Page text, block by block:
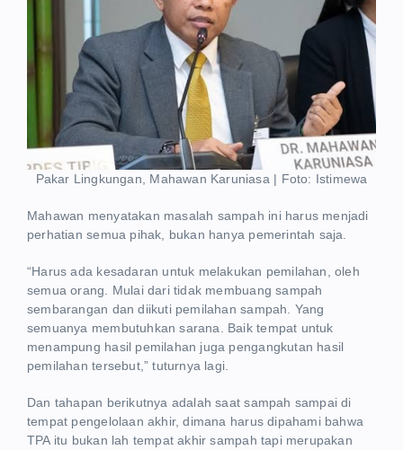
Pakar Lingkungan, Mahawan Karuniasa | Foto: Istimewa
Mahawan menyatakan masalah sampah ini harus menjadi
perhatian semua pihak, bukan hanya pemerintah saja.
“Harus ada kesadaran untuk melakukan pemilahan, oleh
semua orang. Mulai dari tidak membuang sampah
sembarangan dan diikuti pemilahan sampah. Yang
semuanya membutuhkan sarana. Baik tempat untuk
menampung hasil pemilahan juga pengangkutan hasil
pemilahan tersebut,” tuturnya lagi.
Dan tahapan berikutnya adalah saat sampah sampai di
tempat pengelolaan akhir, dimana harus dipahami bahwa
TPA itu bukan lah tempat akhir sampah tapi merupakan